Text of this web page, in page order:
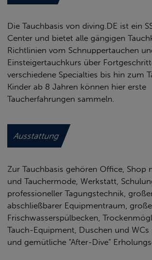
Die Tauchbasis von diving.DE ist ein
Center und bietet alle gängigen
Richtlinien vom Schnuppertauchen
Einsteigertauchkurs über
verschiedene Specialties bis hin zum
Kinder ab 8 Jahren können hier erste
Taucherfahrungen sammeln.
Ausstattung
Zur Tauchbasis gehören Office, Shop
und Tauchermode, Werkstatt,
professioneller Tagungstechnik,
abschließbarer Equipmentraum,
Frischwasserspülbecken,
Tauch-Equipment, Duschen und
und gemütliche "After-Dive"